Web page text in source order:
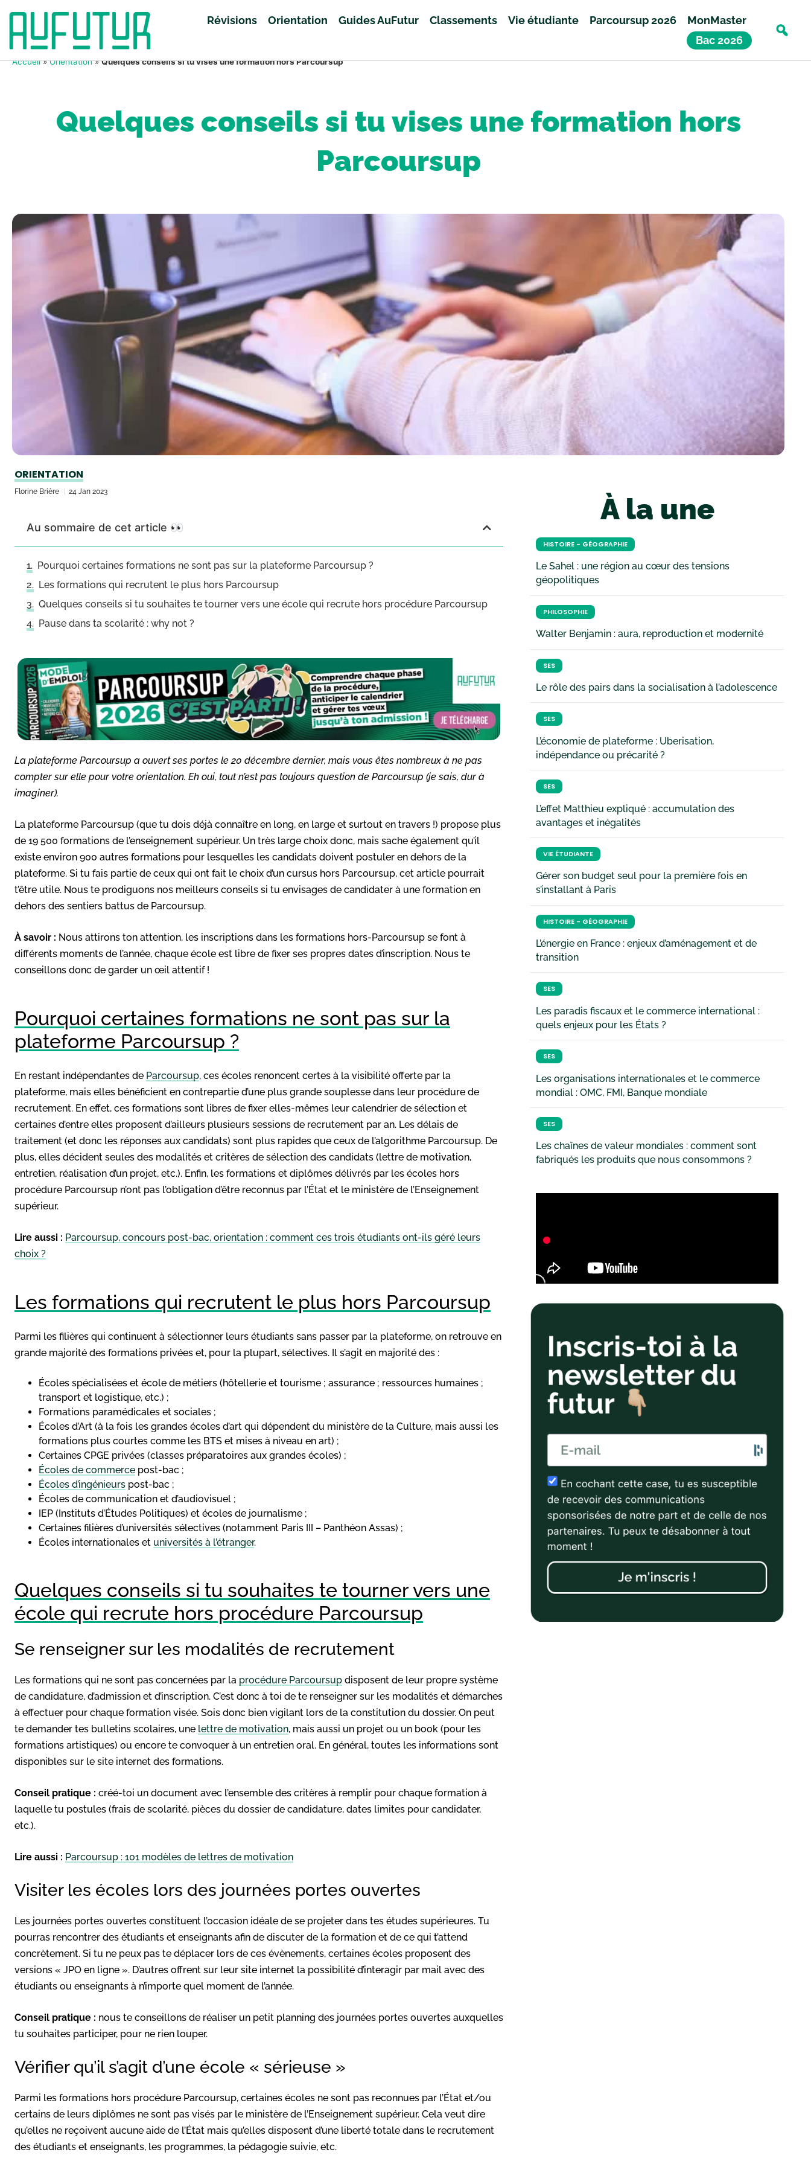
Révisions Orientation Guides AuFutur Classements Vie étudiante Parcoursup 2026
MonMaster
Bac 2026
Accueil»Orientation»Quelques conseils si tu vises une formation hors Parcoursup
Quelques conseils si tu vises une formation hors
Parcoursup
ORIENTATION
Florine Brière 24 Jan 2023
Au sommaire de cet article 👀
Pourquoi certaines formations ne sont pas sur la plateforme Parcoursup ?
Les formations qui recrutent le plus hors Parcoursup
Quelques conseils si tu souhaites te tourner vers une école qui recrute hors procédure Parcoursup
Pause dans ta scolarité : why not ?
La plateforme Parcoursup a ouvert ses portes le 20 décembre dernier, mais vous êtes nombreux à ne pas
compter sur elle pour votre orientation. Eh oui, tout n’est pas toujours question de Parcoursup (je sais, dur à
imaginer).
La plateforme Parcoursup (que tu dois déjà connaître en long, en large et surtout en travers !) propose plus
de 19 500 formations de l’enseignement supérieur. Un très large choix donc, mais sache également qu’il
existe environ 900 autres formations pour lesquelles les candidats doivent postuler en dehors de la
plateforme. Si tu fais partie de ceux qui ont fait le choix d’un cursus hors Parcoursup, cet article pourrait
t’être utile. Nous te prodiguons nos meilleurs conseils si tu envisages de candidater à une formation en
dehors des sentiers battus de Parcoursup.
À savoir : Nous attirons ton attention, les inscriptions dans les formations hors-Parcoursup se font à
différents moments de l’année, chaque école est libre de fixer ses propres dates d’inscription. Nous te
conseillons donc de garder un œil attentif !
Pourquoi certaines formations ne sont pas sur la
plateforme Parcoursup ?
En restant indépendantes de Parcoursup, ces écoles renoncent certes à la visibilité offerte par la
plateforme, mais elles bénéficient en contrepartie d’une plus grande souplesse dans leur procédure de
recrutement. En effet, ces formations sont libres de fixer elles-mêmes leur calendrier de sélection et
certaines d’entre elles proposent d’ailleurs plusieurs sessions de recrutement par an. Les délais de
traitement (et donc les réponses aux candidats) sont plus rapides que ceux de l’algorithme Parcoursup. De
plus, elles décident seules des modalités et critères de sélection des candidats (lettre de motivation,
entretien, réalisation d’un projet, etc.). Enfin, les formations et diplômes délivrés par les écoles hors
procédure Parcoursup n’ont pas l’obligation d’être reconnus par l’État et le ministère de l’Enseignement
supérieur.
Lire aussi : Parcoursup, concours post-bac, orientation : comment ces trois étudiants ont-ils géré leurs
choix ?
Les formations qui recrutent le plus hors Parcoursup
Parmi les filières qui continuent à sélectionner leurs étudiants sans passer par la plateforme, on retrouve en
grande majorité des formations privées et, pour la plupart, sélectives. Il s’agit en majorité des :
Écoles spécialisées et école de métiers (hôtellerie et tourisme ; assurance ; ressources humaines ;
transport et logistique, etc.) ;
Formations paramédicales et sociales ;
Écoles d’Art (à la fois les grandes écoles d’art qui dépendent du ministère de la Culture, mais aussi les
formations plus courtes comme les BTS et mises à niveau en art) ;
Certaines CPGE privées (classes préparatoires aux grandes écoles) ;
Écoles de commerce post-bac ;
Écoles d’ingénieurs post-bac ;
Écoles de communication et d’audiovisuel ;
IEP (Instituts d’Études Politiques) et écoles de journalisme ;
Certaines filières d’universités sélectives (notamment Paris III – Panthéon Assas) ;
Écoles internationales et universités à l’étranger.
Quelques conseils si tu souhaites te tourner vers une
école qui recrute hors procédure Parcoursup
Se renseigner sur les modalités de recrutement
Les formations qui ne sont pas concernées par la procédure Parcoursup disposent de leur propre système
de candidature, d’admission et d’inscription. C’est donc à toi de te renseigner sur les modalités et démarches
à effectuer pour chaque formation visée. Sois donc bien vigilant lors de la constitution du dossier. On peut
te demander tes bulletins scolaires, une lettre de motivation, mais aussi un projet ou un book (pour les
formations artistiques) ou encore te convoquer à un entretien oral. En général, toutes les informations sont
disponibles sur le site internet des formations.
Conseil pratique : créé-toi un document avec l’ensemble des critères à remplir pour chaque formation à
laquelle tu postules (frais de scolarité, pièces du dossier de candidature, dates limites pour candidater,
etc.).
Lire aussi : Parcoursup : 101 modèles de lettres de motivation
Visiter les écoles lors des journées portes ouvertes
Les journées portes ouvertes constituent l’occasion idéale de se projeter dans tes études supérieures. Tu
pourras rencontrer des étudiants et enseignants afin de discuter de la formation et de ce qui t’attend
concrètement. Si tu ne peux pas te déplacer lors de ces évènements, certaines écoles proposent des
versions « JPO en ligne ». D’autres offrent sur leur site internet la possibilité d’interagir par mail avec des
étudiants ou enseignants à n’importe quel moment de l’année.
Conseil pratique : nous te conseillons de réaliser un petit planning des journées portes ouvertes auxquelles
tu souhaites participer, pour ne rien louper.
Vérifier qu’il s’agit d’une école « sérieuse »
Parmi les formations hors procédure Parcoursup, certaines écoles ne sont pas reconnues par l’État et/ou
certains de leurs diplômes ne sont pas visés par le ministère de l’Enseignement supérieur. Cela veut dire
qu’elles ne reçoivent aucune aide de l’État mais qu’elles disposent d’une liberté totale dans le recrutement
des étudiants et enseignants, les programmes, la pédagogie suivie, etc.
À la une
HISTOIRE - GÉOGRAPHIE
Le Sahel : une région au cœur des tensions
géopolitiques
PHILOSOPHIE
Walter Benjamin : aura, reproduction et modernité
SES
Le rôle des pairs dans la socialisation à l’adolescence
SES
L’économie de plateforme : Uberisation,
indépendance ou précarité ?
SES
L’effet Matthieu expliqué : accumulation des
avantages et inégalités
VIE ÉTUDIANTE
Gérer son budget seul pour la première fois en
s’installant à Paris
HISTOIRE - GÉOGRAPHIE
L’énergie en France : enjeux d’aménagement et de
transition
SES
Les paradis fiscaux et le commerce international :
quels enjeux pour les États ?
SES
Les organisations internationales et le commerce
mondial : OMC, FMI, Banque mondiale
SES
Les chaînes de valeur mondiales : comment sont
fabriqués les produits que nous consommons ?